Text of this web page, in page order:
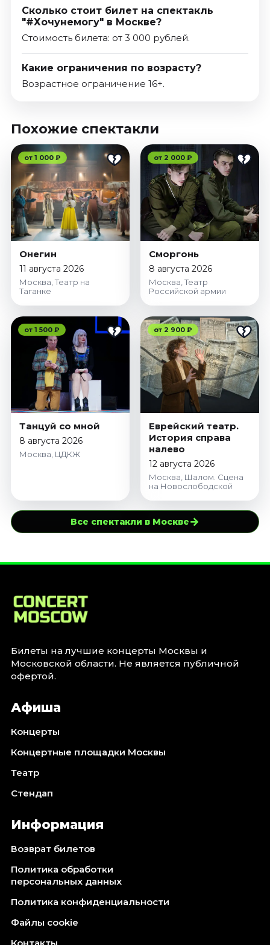
Сколько стоит билет на спектакль
"#Хочунемогу" в Москве?
Стоимость билета: от 3 000 рублей.
Какие ограничения по возрасту?
Возрастное ограничение 16+.
Похожие спектакли
от 1 000 ₽
Онегин
11 августа 2026
Москва, Театр на
Таганке
от 2 000 ₽
Сморгонь
8 августа 2026
Москва, Театр
Российской армии
от 1 500 ₽
Танцуй со мной
8 августа 2026
Москва, ЦДКЖ
от 2 900 ₽
Еврейский театр.
История справа
налево
12 августа 2026
Москва, Шалом. Сцена
на Новослободской
Все спектакли в Москве→
Билеты на лучшие концерты Москвы и
Московской области. Не является публичной
офертой.
Афиша
Концерты
Концертные площадки Москвы
Театр
Стендап
Информация
Возврат билетов
Политика обработки
персональных данных
Политика конфиденциальности
Файлы cookie